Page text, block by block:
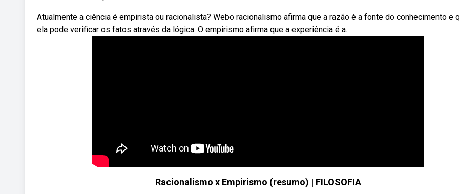
Atualmente a ciência é empirista ou racionalista? Webo racionalismo afirma que a razão é a fonte do conhecimento e
ela pode verificar os fatos através da lógica. O empirismo afirma que a experiência é a.
Racionalismo x Empirismo (resumo) | FILOSOFIA